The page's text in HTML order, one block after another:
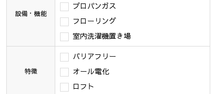
設備・機能
プロパンガス
フローリング
室内洗濯機置き場
特徴
バリアフリー
オール電化
ロフト